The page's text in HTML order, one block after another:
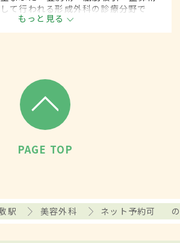
て行われる形成外科の診療分野で
もっと見る
PAGE TOP
駅 美容外科 ネット予約可